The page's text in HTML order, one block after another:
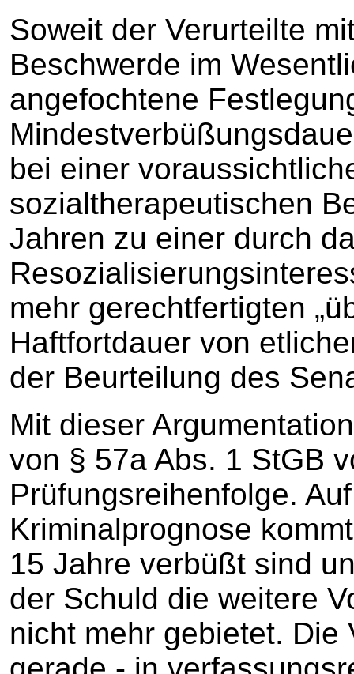
Soweit der Verurteilte
Beschwerde im
angefochtene
bei einer
sozialtherapeutischen
Jahren zu einer durch
mehr gerechtfertigten
Haftfortdauer von
der Beurteilung des
Mit dieser
von § 57a Abs. 1 StGB
Prüfungsreihenfolge.
Kriminalprognose
15 Jahre verbüßt sind
der Schuld die weitere
nicht mehr gebietet. Die